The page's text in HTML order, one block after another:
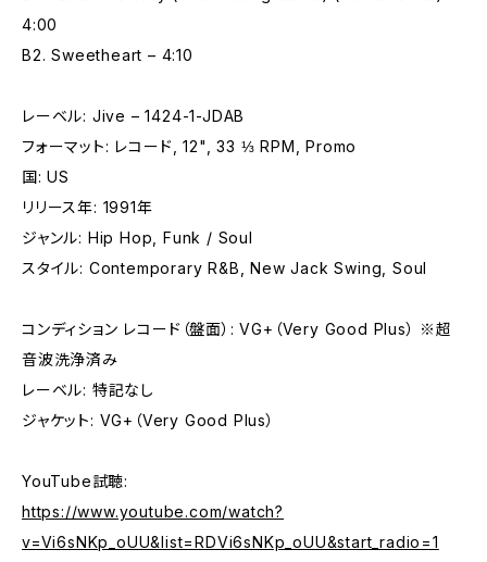
4:00
B2. Sweetheart – 4:10
レーベル: Jive – 1424-1-JDAB
フォーマット: レコード, 12", 33 ⅓ RPM, Promo
国: US
リリース年: 1991年
ジャンル: Hip Hop, Funk / Soul
スタイル: Contemporary R&B, New Jack Swing, Soul
コンディション レコード（盤面）: VG+（Very Good Plus） ※超
音波洗浄済み
レーベル: 特記なし
ジャケット: VG+（Very Good Plus）
YouTube試聴:
https://www.youtube.com/watch?
v=Vi6sNKp_oUU&list=RDVi6sNKp_oUU&start_radio=1